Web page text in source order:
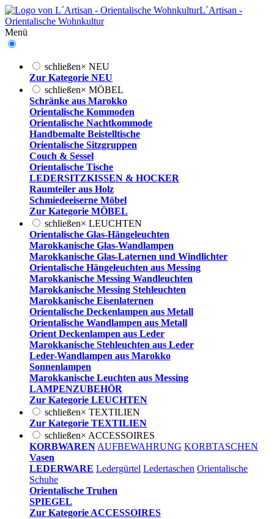
L´Artisan -
Orientalische Wohnkultur
Menü
schließen× NEU
Zur Kategorie NEU
schließen× MÖBEL
Schränke aus Marokko
Orientalische Kommoden
Orientalische Nachtkommode
Handbemalte Beistelltische
Orientalische Sitzgruppen
Couch & Sessel
Orientalische Tische
LEDERSITZKISSEN & HOCKER
Raumteiler aus Holz
Schmiedeeiserne Möbel
Zur Kategorie MÖBEL
schließen× LEUCHTEN
Orientalische Glas-Hängeleuchten
Marokkanische Glas-Wandlampen
Marokkanische Glas-Laternen und Windlichter
Orientalische Hängeleuchten aus Messing
Marokkanische Messing Wandleuchten
Marokkanische Messing Stehleuchten
Marokkanische Eisenlaternen
Orientalische Deckenlampen aus Metall
Orientalische Wandlampen aus Metall
Orient Deckenlampen aus Leder
Marokkanische Stehleuchten aus Leder
Leder-Wandlampen aus Marokko
Sonnenlampen
Marokkanische Leuchten aus Messing
LAMPENZUBEHÖR
Zur Kategorie LEUCHTEN
schließen× TEXTILIEN
Zur Kategorie TEXTILIEN
schließen× ACCESSOIRES
KORBWAREN AUFBEWAHRUNG KORBTASCHEN
Vasen
LEDERWARE Ledergürtel Ledertaschen Orientalische
Schuhe
Orientalische Truhen
SPIEGEL
Zur Kategorie ACCESSOIRES